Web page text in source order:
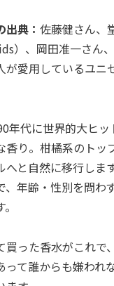
典： 佐藤健さん、
）、岡田准一さん
が愛用しているユニ
年代に世界的大ヒ
香り。柑橘系のトッ
へと自然に移行しま
、年齢・性別を問わ
買った香水がこれで
って誰からも嫌われ